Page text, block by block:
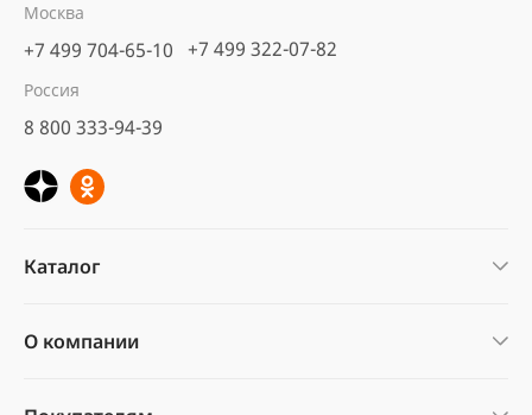
Москва
+7 499 704-65-10 +7 499 322-07-82
Россия
8 800 333-94-39
Каталог
О компании